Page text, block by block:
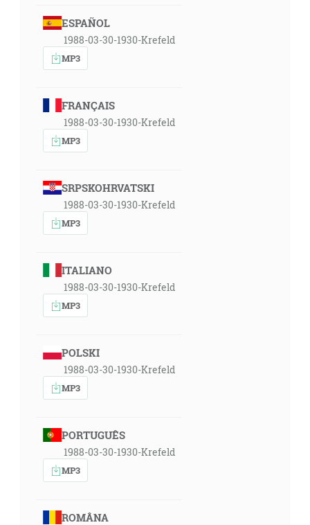
ESPAÑOL
1988-03-30-1930-Krefeld
MP3
FRANÇAIS
1988-03-30-1930-Krefeld
MP3
SRPSKOHRVATSKI
1988-03-30-1930-Krefeld
MP3
ITALIANO
1988-03-30-1930-Krefeld
MP3
POLSKI
1988-03-30-1930-Krefeld
MP3
PORTUGUÊS
1988-03-30-1930-Krefeld
MP3
ROMÂNA